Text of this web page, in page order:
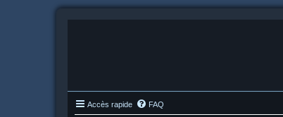
Accès rapide FAQ